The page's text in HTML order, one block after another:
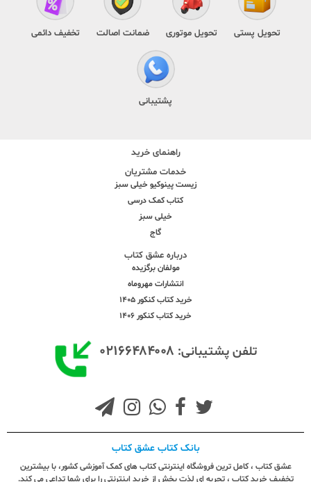
تحویل پستی تحویل موتوری ضمانت اصالت تخفیف دائمی
پشتیبانی
راهنمای خرید
خدمات مشتریان
زیست پینوکیو خیلی سبز
کتاب کمک درسی
خیلی سبز
گاج
درباره عشق کتاب
مولفان برگزیده
انتشارات مهروماه
خرید کتاب کنکور 1405
خرید کتاب کنکور 1406
تلفن پشتیبانی: ۰۲۱۶۶۴۸۴۰۰۸
بانک کتاب عشق کتاب
عشق کتاب ، کامل ترین فروشگاه اینترنتی کتاب های کمک آموزشی کشور، با بیشترین
تخفیف خرید کتاب ، تجربه ای لذت بخش از خرید اینترنتی را برای شما تداعی می کند.